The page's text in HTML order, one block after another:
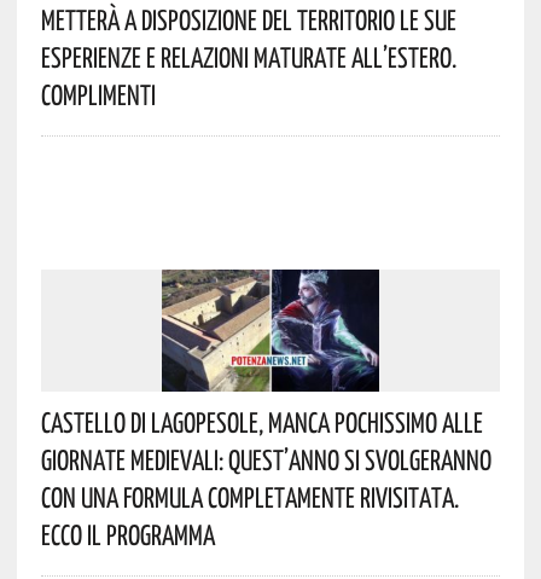
Metterà A Disposizione Del Territorio Le Sue
Esperienze E Relazioni Maturate All’estero.
Complimenti
Castello Di Lagopesole, Manca Pochissimo Alle
Giornate Medievali: Quest’anno Si Svolgeranno
Con Una Formula Completamente Rivisitata.
Ecco Il Programma